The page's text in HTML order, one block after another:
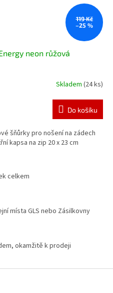
119 Kč
–25 %
neon růžová
Skladem (24 ks)
Do košíku
šňůrky pro nošení na zádech
kapsa na zip 20 x 23 cm
O
á
í
r
celkem
místa GLS nebo Zásilkovny
okamžitě k prodeji